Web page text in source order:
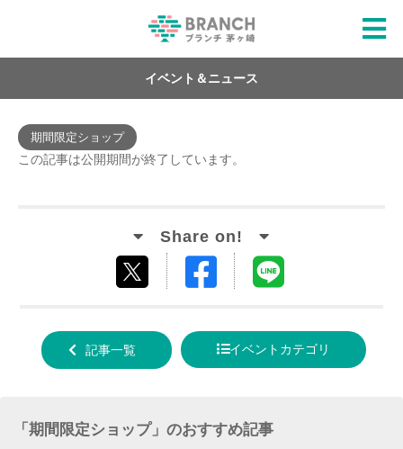
イベント＆ニュース
期間限定ショップ
この記事は公開期間が終了しています。
する
Facebook
る
記事一覧 イベントカテゴリ
「期間限定ショップ」のおすすめ記事